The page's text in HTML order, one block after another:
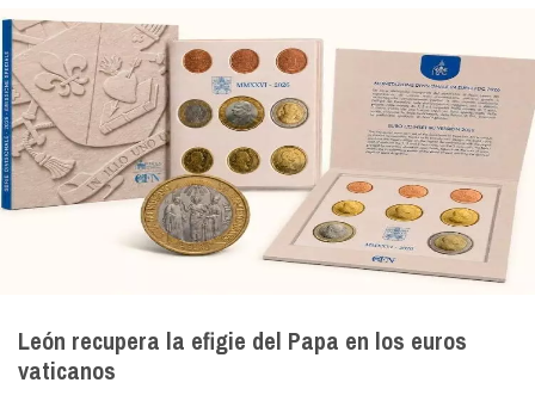
León recupera la efigie del Papa en los euros
vaticanos